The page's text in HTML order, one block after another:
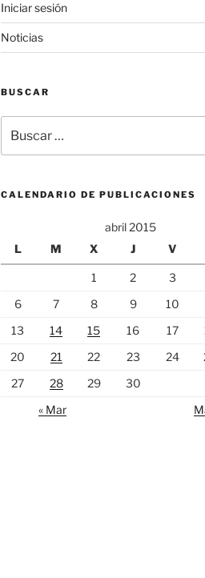
Iniciar sesión
Noticias
BUSCAR
por:
CALENDARIO DE PUBLICACIONES
abril 2015
L
M X J V
1 2 3
6
7 8 9 10
13
14 15 16 17
20
21 22 23 24
27
28 29
30
« Mar